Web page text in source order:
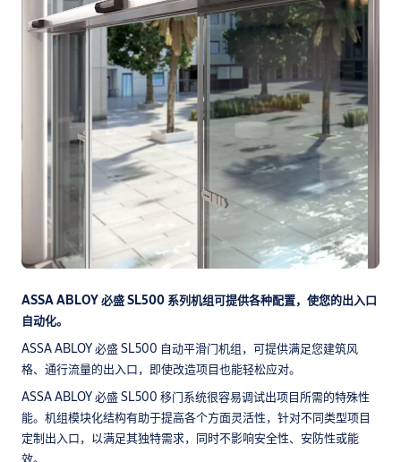
ASSA ABLOY 必盛 SL500 系列机组可提供各种配置，使您的出入口
自动化。
ASSA ABLOY 必盛 SL500 自动平滑门机组，可提供满足您建筑风
格、通行流量的出入口，即使改造项目也能轻松应对。
ASSA ABLOY 必盛 SL500 移门系统很容易调试出项目所需的特殊性
能。机组模块化结构有助于提高各个方面灵活性，针对不同类型项目
定制出入口，以满足其独特需求，同时不影响安全性、安防性或能
效。